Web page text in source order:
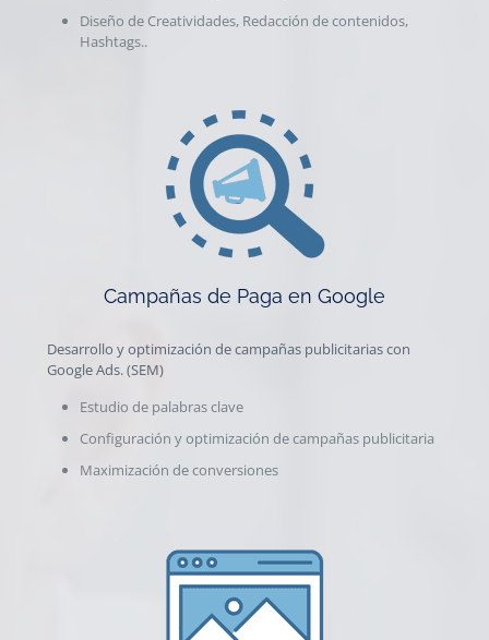
Diseño de Creatividades, Redacción de contenidos,
Hashtags..
Campañas de Paga en Google
Desarrollo y optimización de campañas publicitarias con
Google Ads. (SEM)
Estudio de palabras clave
Configuración y optimización de campañas publicitaria
Maximización de conversiones